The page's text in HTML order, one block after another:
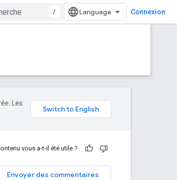
/ Connexion
Les
vous a-t-il été utile ?
Envoyer des commentaires